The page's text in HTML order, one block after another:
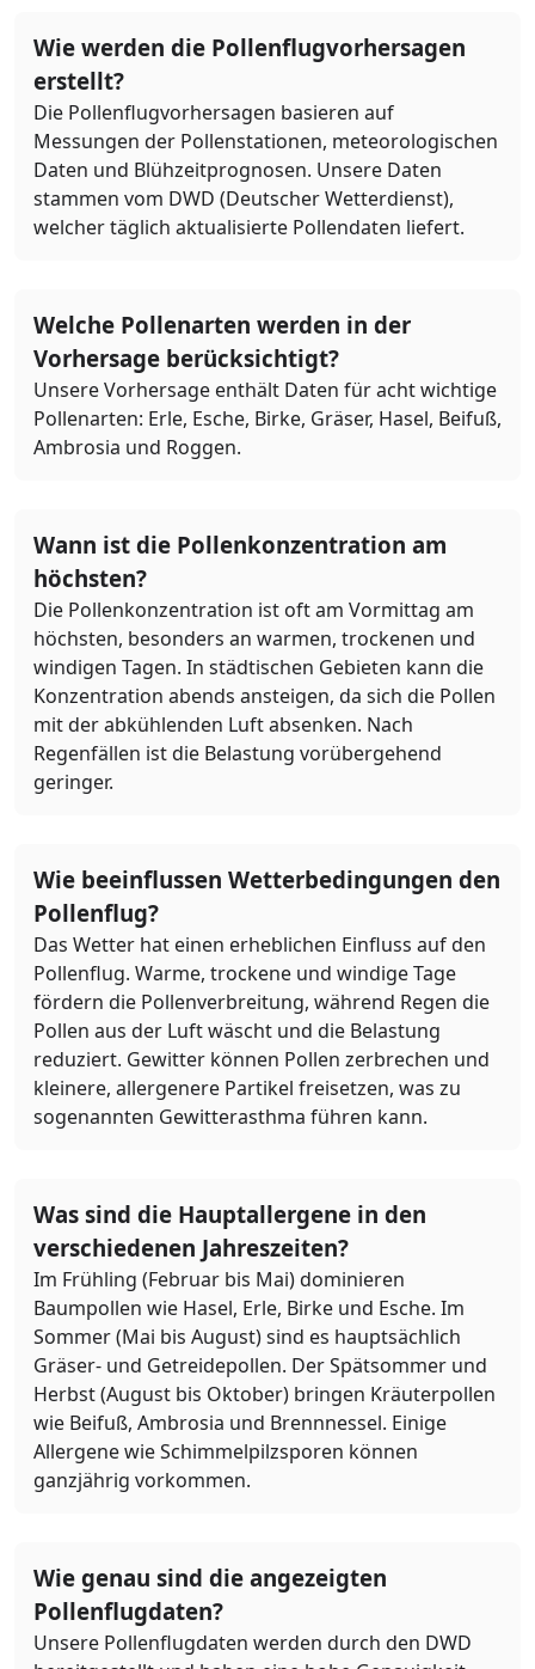
Wie werden die Pollenflugvorhersagen
erstellt?
Die Pollenflugvorhersagen basieren auf
Messungen der Pollenstationen, meteorologischen
Daten und Blühzeitprognosen. Unsere Daten
stammen vom DWD (Deutscher Wetterdienst),
welcher täglich aktualisierte Pollendaten liefert.
Welche Pollenarten werden in der
Vorhersage berücksichtigt?
Unsere Vorhersage enthält Daten für acht wichtige
Pollenarten: Erle, Esche, Birke, Gräser, Hasel, Beifuß,
Ambrosia und Roggen.
Wann ist die Pollenkonzentration am
höchsten?
Die Pollenkonzentration ist oft am Vormittag am
höchsten, besonders an warmen, trockenen und
windigen Tagen. In städtischen Gebieten kann die
Konzentration abends ansteigen, da sich die Pollen
mit der abkühlenden Luft absenken. Nach
Regenfällen ist die Belastung vorübergehend
geringer.
Wie beeinflussen Wetterbedingungen den
Pollenflug?
Das Wetter hat einen erheblichen Einfluss auf den
Pollenflug. Warme, trockene und windige Tage
fördern die Pollenverbreitung, während Regen die
Pollen aus der Luft wäscht und die Belastung
reduziert. Gewitter können Pollen zerbrechen und
kleinere, allergenere Partikel freisetzen, was zu
sogenannten Gewitterasthma führen kann.
Was sind die Hauptallergene in den
verschiedenen Jahreszeiten?
Im Frühling (Februar bis Mai) dominieren
Baumpollen wie Hasel, Erle, Birke und Esche. Im
Sommer (Mai bis August) sind es hauptsächlich
Gräser- und Getreidepollen. Der Spätsommer und
Herbst (August bis Oktober) bringen Kräuterpollen
wie Beifuß, Ambrosia und Brennnessel. Einige
Allergene wie Schimmelpilzsporen können
ganzjährig vorkommen.
Wie genau sind die angezeigten
Pollenflugdaten?
Unsere Pollenflugdaten werden durch den DWD